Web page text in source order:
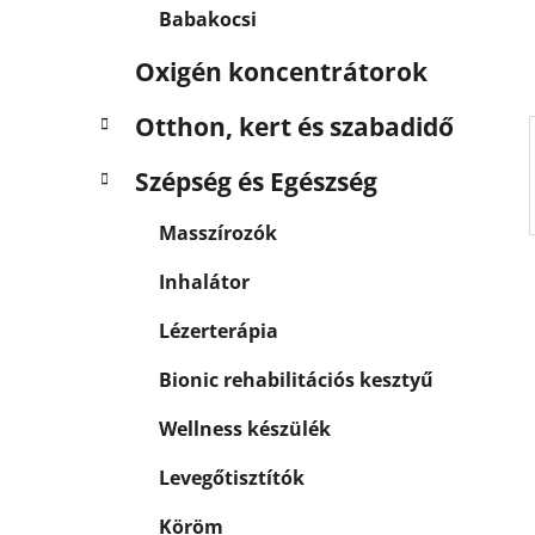
Babakocsi
Oxigén koncentrátorok
Otthon, kert és szabadidő
Szépség és Egészség
Masszírozók
Inhalátor
Lézerterápia
Bionic rehabilitációs kesztyű
Wellness készülék
Levegőtisztítók
Köröm